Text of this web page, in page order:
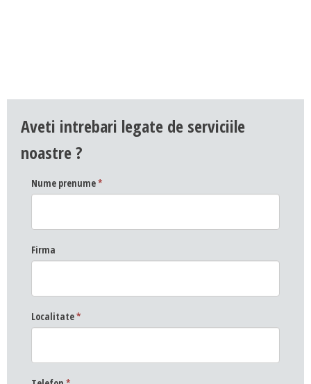
Aveti intrebari legate de serviciile
noastre ?
Nume prenume*
Firma
Localitate*